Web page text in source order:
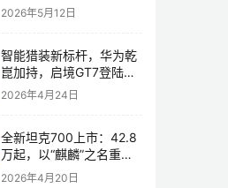
2026年5月12日
智能猎装新标杆，华为乾
崑加持，启境GT7登陆
2026北京车展
2026年4月24日
全新坦克700上市：42.8
万起，以“麒麟”之名重塑
全域豪华
2026年4月20日